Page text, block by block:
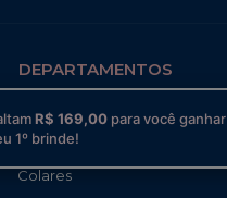
DEPARTAMENTOS
MAIS VENDIDOS
Mixes Prontos
Colares
R$ 169,00 para você ganhar
1º brinde!